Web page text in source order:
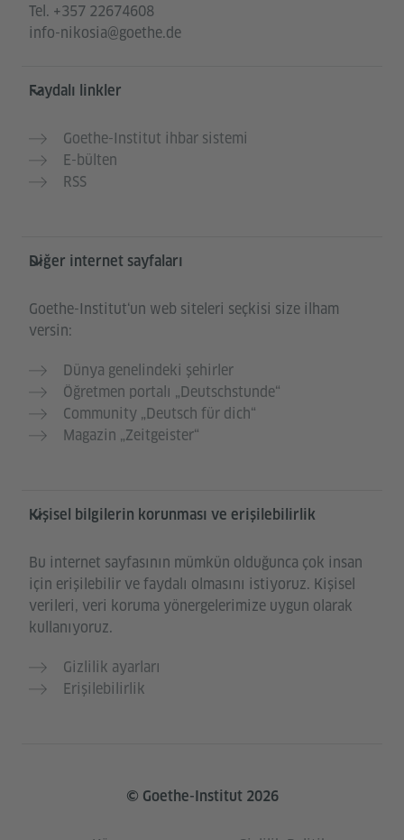
Tel. +357 22674608
info-nikosia@goethe.de
Faydalı linkler
Goethe-Institut ihbar sistemi
E-bülten
RSS
Diğer internet sayfaları
Goethe-Institut‘un web siteleri seçkisi size ilham
versin:
Dünya genelindeki şehirler
Öğretmen portalı „Deutschstunde“
Community „Deutsch für dich“
Magazin „Zeitgeister“
Kişisel bilgilerin korunması ve erişilebilirlik
Bu internet sayfasının mümkün olduğunca çok insan
için erişilebilir ve faydalı olmasını istiyoruz. Kişisel
verileri, veri koruma yönergelerimize uygun olarak
kullanıyoruz.
Gizlilik ayarları
Erişilebilirlik
© Goethe-Institut 2026